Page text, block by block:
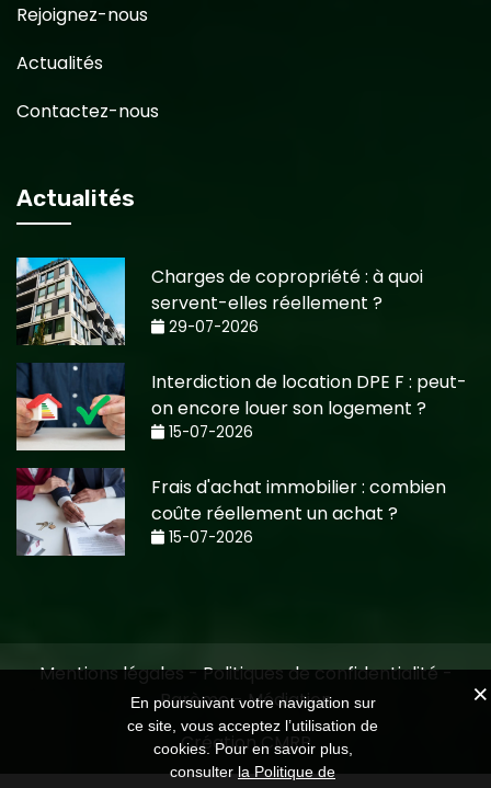
Rejoignez-nous
Actualités
Contactez-nous
Actualités
Charges de copropriété : à quoi
servent-elles réellement ?
29-07-2026
Interdiction de location DPE F : peut-
on encore louer son logement ?
15-07-2026
Frais d'achat immobilier : combien
coûte réellement un achat ?
15-07-2026
Mentions légales-Politiques de confidentialité-
Barème-Médiation
Création CMRP
En poursuivant votre navigation sur
ce site, vous acceptez l’utilisation de
cookies. Pour en savoir plus,
consulter la Politique de